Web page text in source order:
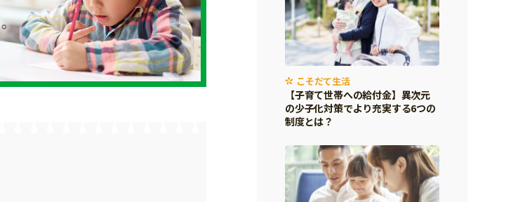
こそだて生活
【子育て世帯への給付金】異次元
の少子化対策でより充実する6つの
制度とは？